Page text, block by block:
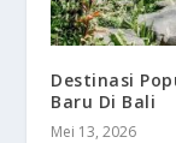
Destinasi
Baru Di Bali
Mei 13, 2026